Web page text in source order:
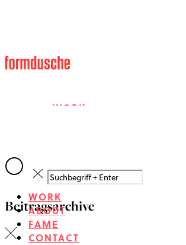
WORK
FAME
WORK
ABOUT
FAME
CONTACT
Beitragsarchive